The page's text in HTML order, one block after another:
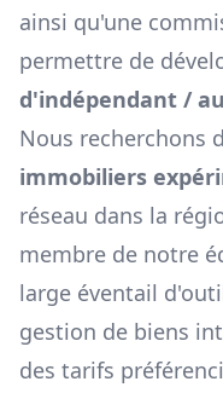
ainsi qu'une
permettre de
d'indépendant /
Nous recherchons
immobiliers
réseau dans la
membre de notre
large éventail
gestion de biens
des tarifs